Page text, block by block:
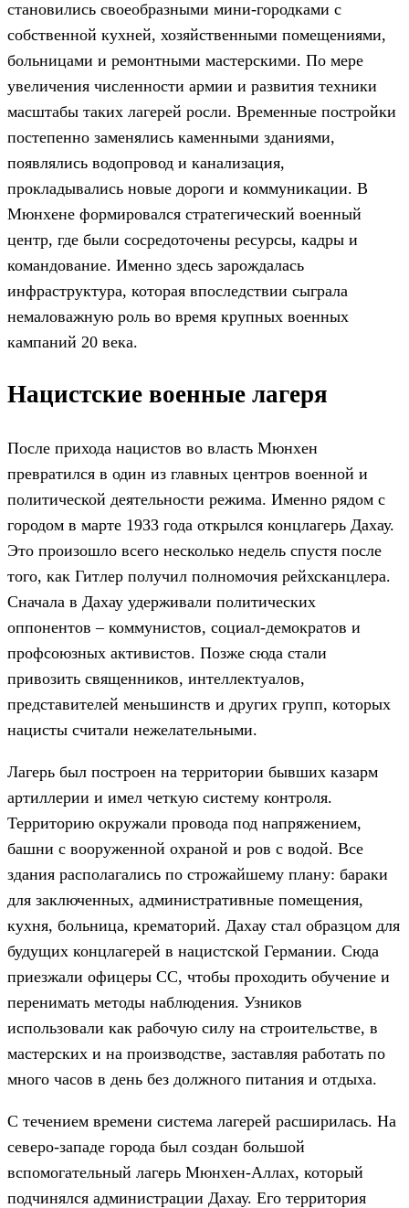
становились своеобразными мини-городками с
собственной кухней, хозяйственными помещениями,
больницами и ремонтными мастерскими. По мере
увеличения численности армии и развития техники
масштабы таких лагерей росли. Временные постройки
постепенно заменялись каменными зданиями,
появлялись водопровод и канализация,
прокладывались новые дороги и коммуникации. В
Мюнхене формировался стратегический военный
центр, где были сосредоточены ресурсы, кадры и
командование. Именно здесь зарождалась
инфраструктура, которая впоследствии сыграла
немаловажную роль во время крупных военных
кампаний 20 века.
Нацистские военные лагеря
После прихода нацистов во власть Мюнхен
превратился в один из главных центров военной и
политической деятельности режима. Именно рядом с
городом в марте 1933 года открылся концлагерь Дахау.
Это произошло всего несколько недель спустя после
того, как Гитлер получил полномочия рейхсканцлера.
Сначала в Дахау удерживали политических
оппонентов – коммунистов, социал-демократов и
профсоюзных активистов. Позже сюда стали
привозить священников, интеллектуалов,
представителей меньшинств и других групп, которых
нацисты считали нежелательными.
Лагерь был построен на территории бывших казарм
артиллерии и имел четкую систему контроля.
Территорию окружали провода под напряжением,
башни с вооруженной охраной и ров с водой. Все
здания располагались по строжайшему плану: бараки
для заключенных, административные помещения,
кухня, больница, крематорий. Дахау стал образцом для
будущих концлагерей в нацистской Германии. Сюда
приезжали офицеры СС, чтобы проходить обучение и
перенимать методы наблюдения. Узников
использовали как рабочую силу на строительстве, в
мастерских и на производстве, заставляя работать по
много часов в день без должного питания и отдыха.
С течением времени система лагерей расширилась. На
северо-западе города был создан большой
вспомогательный лагерь Мюнхен-Аллах, который
подчинялся администрации Дахау. Его территория